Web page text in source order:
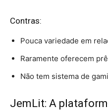
Contras:
Pouca variedade em
Raramente oferecem
Não tem sistema de
JemLit: A